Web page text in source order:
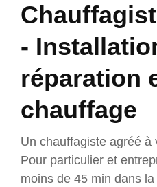
-
réparation
chauffage
Un chauffagiste agréé à
Pour particulier et
moins de 45 min dans